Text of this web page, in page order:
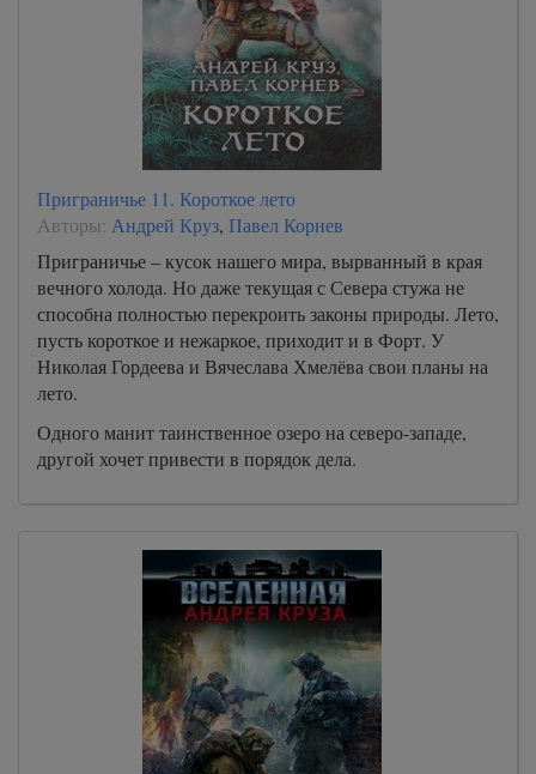
Приграничье 11. Короткое лето
Авторы: Андрей Круз, Павел Корнев
Приграничье – кусок нашего мира, вырванный в края
вечного холода. Но даже текущая с Севера стужа не
способна полностью перекроить законы природы. Лето,
пусть короткое и нежаркое, приходит и в Форт. У
Николая Гордеева и Вячеслава Хмелёва свои планы на
лето.
Одного манит таинственное озеро на северо-западе,
другой хочет привести в порядок дела.